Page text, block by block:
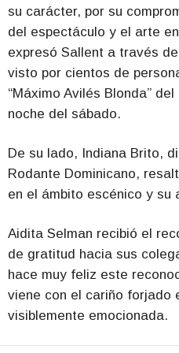
su carácter, por su
del espectáculo y el arte
expresó Sallent a través
visto por cientos de
“Máximo Avilés Blonda”
noche del sábado.
De su lado, Indiana Brito,
Rodante Dominicano,
en el ámbito escénico y su
Aidita Selman recibió el
de gratitud hacia sus
hace muy feliz este
viene con el cariño forjado
visiblemente emocionada.